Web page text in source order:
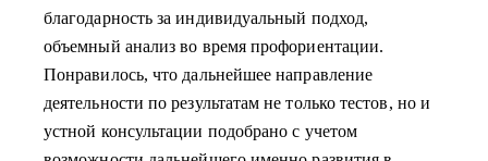
благодарность за индивидуальный подход,
объемный анализ во время профориентации.
Понравилось, что дальнейшее направление
деятельности по результатам не только тестов, но и
устной консультации подобрано с учетом